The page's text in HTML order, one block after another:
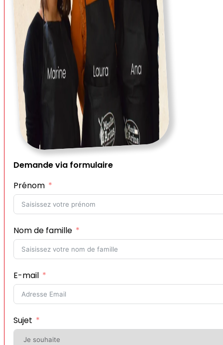
Demande via formulaire
Prénom
Nom de famille
E-mail
Sujet